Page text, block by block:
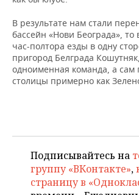
В результате нам стали
бассейн «Нови Београда», то
час-полтора езды в одну
пригород Белграда
одноименная команда, а сам
столицы примерно как
Подписывайтесь на
группу «ВКонтакте»,
страницу в